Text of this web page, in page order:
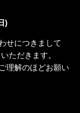
)
せにつきまして
ただきます。
理解のほどお願い